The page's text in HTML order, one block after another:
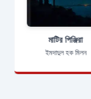
মাটির পিঞ্জিরা
ইমদাদুল হক মিলন